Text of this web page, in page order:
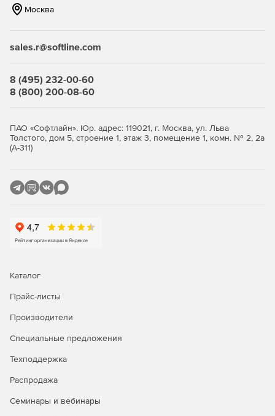
Москва
sales.r@softline.com
8 (495) 232-00-60
8 (800) 200-08-60
ПАО «Софтлайн». Юр. адрес: 119021, г. Москва, ул. Льва
Толстого, дом 5, строение 1, этаж 3, помещение 1, комн. № 2, 2а
(А-311)
Каталог
Прайс-листы
Производители
Специальные предложения
Техподдержка
Распродажа
Семинары и вебинары